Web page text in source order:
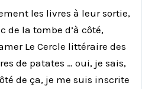
les livres à leur sortie,
de la tombe d’à côté,
Le Cercle littéraire des
de patates … oui, je sais,
de ça, je me suis inscrite